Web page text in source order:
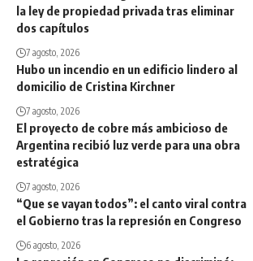
la ley de propiedad privada tras eliminar
dos capítulos
7 agosto, 2026
Hubo un incendio en un edificio lindero al
domicilio de Cristina Kirchner
7 agosto, 2026
El proyecto de cobre más ambicioso de
Argentina recibió luz verde para una obra
estratégica
7 agosto, 2026
“Que se vayan todos”: el canto viral contra
el Gobierno tras la represión en Congreso
6 agosto, 2026